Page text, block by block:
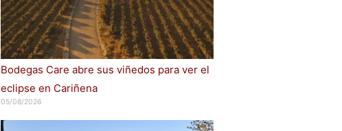
Bodegas Care abre sus viñedos para ver el
eclipse en Cariñena
05/08/2026